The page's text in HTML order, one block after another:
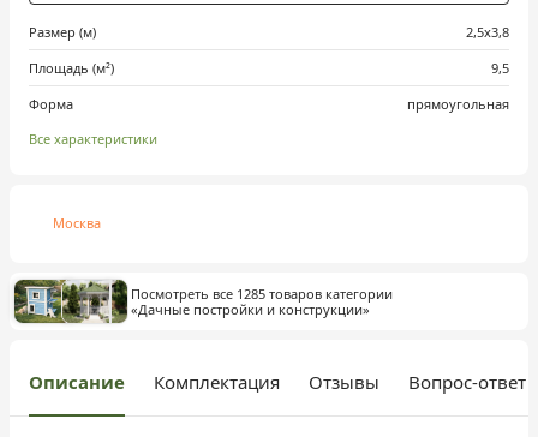
Размер (м)
2,5х3,8
Площадь (м²)
9,5
Форма
прямоугольная
Все характеристики
Москва
Посмотреть все 1285 товаров категории
«Дачные постройки и конструкции»
Описание Комплектация Отзывы Вопрос-ответ